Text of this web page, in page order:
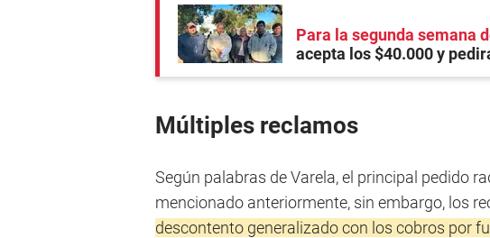
Para la segunda semana
acepta los $40.000 y
Múltiples reclamos
Según palabras de Varela, el principal pedido
mencionado anteriormente, sin embargo, los
descontento generalizado con los cobros por